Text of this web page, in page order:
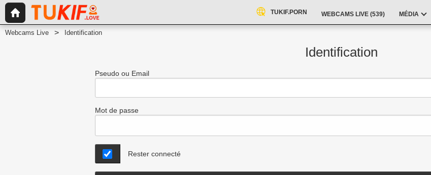
TUKIF.PORN WEBCAMS LIVE (539) MÉDIA
Webcams Live Identification
Identification
Pseudo ou Email
Mot de passe
Rester connecté